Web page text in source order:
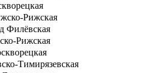
Рижская
Филёвская
Рижская
Тимирязевская